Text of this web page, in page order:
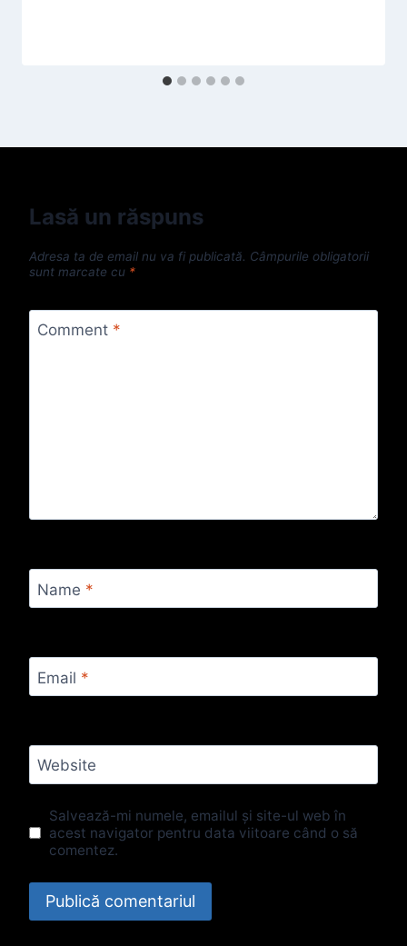
Lasă un răspuns
Adresa ta de email nu va fi publicată. Câmpurile obligatorii
sunt marcate cu *
Comment *
Name *
Email *
Website
Salvează-mi numele, emailul și site-ul web în
acest navigator pentru data viitoare când o să
comentez.